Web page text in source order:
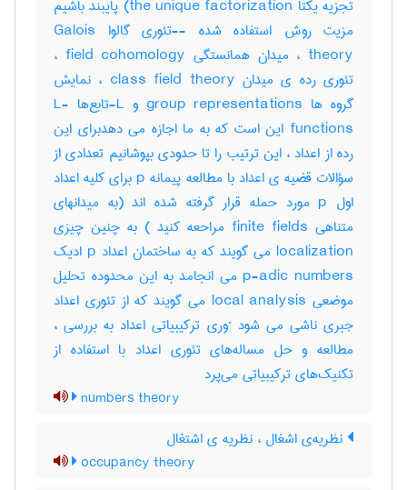
تجزیه یکتا the unique factorization) پایبند باشیم
مزیت روش استفاده شده --تئوری گالوا Galois
theory ، میدان همانستگی field cohomology ،
تئوری رده ی میدان class field theory ، نمایش
گروه ها group representations و L-تابع‌ها L-
functions این است که به ما اجازه می دهدبرای این
رده از اعداد ، این ترتیب را تا حدودی بپوشانیم تعدادی از
سؤالات قضیه ی اعداد با مطالعه پیمانه p برای کلیه اعداد
اول p مورد حمله قرار گرفته شده اند (به میدانهای
متناهی finite fields مراحعه کنید ) به چنین چیزی
localization می گویند که به ساختمان اعداد p ادیک
p-adic numbers می انجامد به این محدوده تحلیل
موضعی local analysis می گویند که از تئوری اعداد
جبری ناشی می شود ·وری ترکیبیاتی اعداد به بررسی ،
مطالعه و حل مساله‌های تئوری اعداد با استفاده از
تکنیک‌های ترکیبیاتی می‌پرد
numbers theory
نظریه‌ی اشغال ، نظریه ی اشتغال
occupancy theory